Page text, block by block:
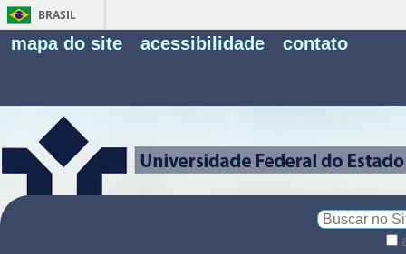
BRASIL
mapa do site acessibilidade contato